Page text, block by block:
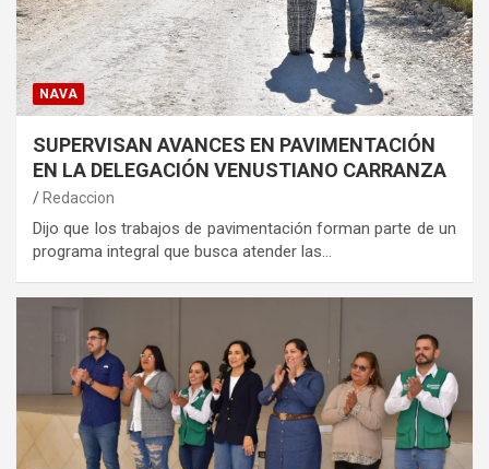
NAVA
SUPERVISAN AVANCES EN PAVIMENTACIÓN
EN LA DELEGACIÓN VENUSTIANO CARRANZA
Redaccion
Dijo que los trabajos de pavimentación forman parte de un
programa integral que busca atender las…